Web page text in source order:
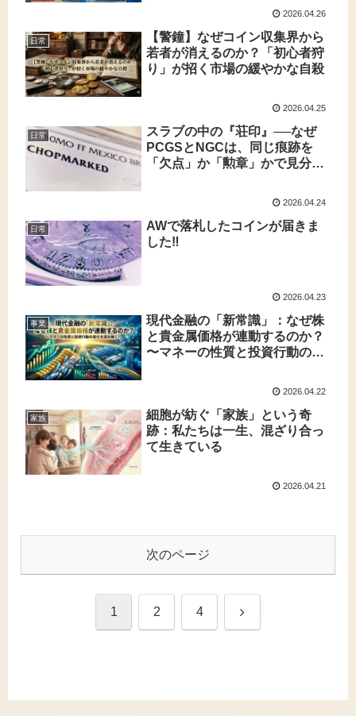
2026.04.26
日常
【警鐘】なぜコイン収集界から
若者が消えるのか？「初心者狩
り」が招く市場の緩やかな自殺
2026.04.25
日常
スラブの中の『荘印』──なぜ
PCGSとNGCは、同じ痕跡を
「欠点」か「勲章」かで見分け
2026.04.24
日常
AWで落札したコインが届きま
した‼️
2026.04.23
事業
現代金融の「新常識」：なぜ株
と貴金属価格が連動するのか？​
〜マネーの性質と投資行動の変
2026.04.22
家族
細胞が紡ぐ「家族」という奇
跡：私たちは一生、混ざり合っ
て生きている
2026.04.21
次のページ
1 2 4 次